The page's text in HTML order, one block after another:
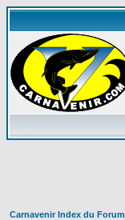
Carnavenir Index du Forum